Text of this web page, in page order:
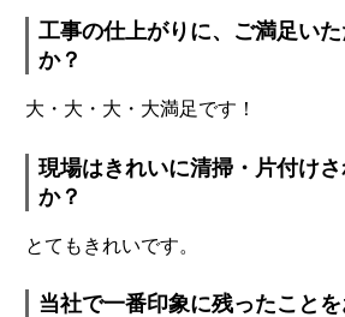
工事の仕上がりに、ご満足い
か？
大・大・大・大満足です！
現場はきれいに清掃・片付け
か？
とてもきれいです。
当社で一番印象に残ったこと